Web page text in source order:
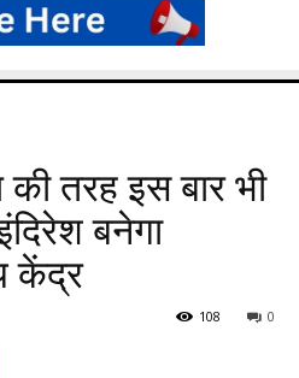
तरह इस बार भी
बनेगा
केंद्र
0
108